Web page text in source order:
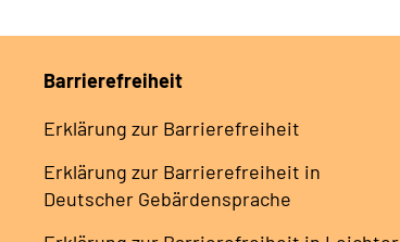
Barrierefreiheit
Erklärung zur Barrierefreiheit
Erklärung zur Barrierefreiheit in
Deutscher Gebärdensprache